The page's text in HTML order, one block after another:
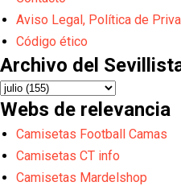
Aviso Legal, Política de
Código ético
Archivo del
Webs de relevancia
Camisetas Football Camas
Camisetas CT info
Camisetas Mardelshop